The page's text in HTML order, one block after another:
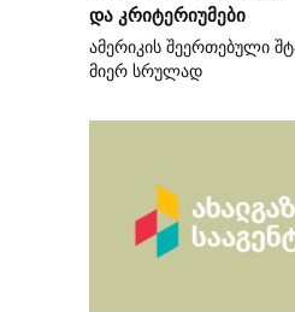
და კრიტერიუმები
ამერიკის შეერთებული
მიერ სრულად